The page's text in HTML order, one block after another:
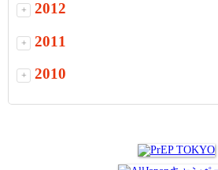
+ 2012
+ 2011
+ 2010